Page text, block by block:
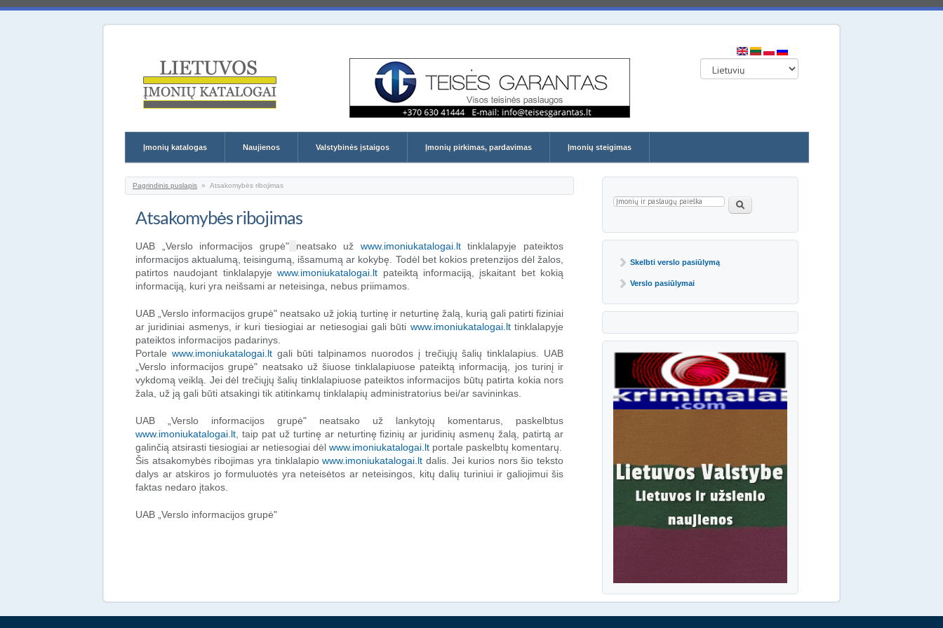
Lietuvos įmonių katalogai
Įmonių katalogas Naujienos Valstybinės įstaigos Įmonių pirkimas, pardavimas Įmonių steigimas
Jūs esate čia
Pagrindinis puslapis » Atsakomybės ribojimas
Atsakomybės ribojimas
UAB „Verslo informacijos grupė" neatsako už www.imoniukatalogai.lttinklalapyje pateiktos
informacijos aktualumą, teisingumą, išsamumą ar kokybę. Todėl bet kokios pretenzijos dėl žalos,
patirtos naudojant tinklalapyjewww.imoniukatalogai.lt pateiktą informaciją, įskaitant bet kokią
informaciją, kuri yra neišsami ar neteisinga, nebus priimamos.
UAB „Verslo informacijos grupė" neatsako už jokią turtinę ir neturtinę žalą, kurią gali patirti fiziniai
ar juridiniai asmenys, ir kuri tiesiogiai ar netiesogiai gali būti www.imoniukatalogai.lttinklalapyje
pateiktos informacijos padarinys.
Portale www.imoniukatalogai.ltgali būti talpinamos nuorodos į trečiųjų šalių tinklalapius. UAB
„Verslo informacijos grupė" neatsako už šiuose tinklalapiuose pateiktą informaciją, jos turinį ir
vykdomą veiklą. Jei dėl trečiųjų šalių tinklalapiuose pateiktos informacijos būtų patirta kokia nors
žala, už ją gali būti atsakingi tik atitinkamų tinklalapių administratorius bei/ar savininkas.
UAB „Verslo informacijos grupė" neatsako už lankytojų komentarus, paskelbtus
www.imoniukatalogai.lt , taip pat už turtinę ar neturtinę fizinių ar juridinių asmenų žalą, patirtą ar
galinčią atsirasti tiesiogiai ar netiesogiai dėl www.imoniukatalogai.lt portale paskelbtų komentarų.
Šis atsakomybės ribojimas yra tinklalapiowww.imoniukatalogai.lt dalis. Jei kurios nors šio teksto
dalys ar atskiros jo formuluotės yra neteisėtos ar neteisingos, kitų dalių turiniui ir galiojimui šis
faktas nedaro įtakos.
UAB „Verslo informacijos grupė"
Paieškos forma Paieška
Skelbti verslo pasiūlymą
Verslo pasiūlymai